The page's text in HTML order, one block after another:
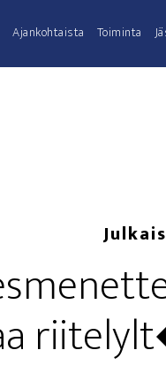
Ajan­koh­tais­ta Toi­min­ta